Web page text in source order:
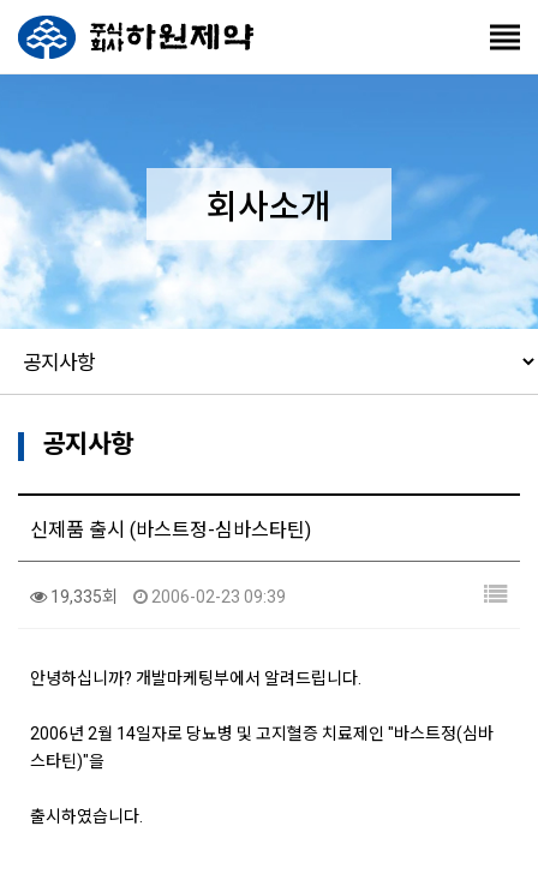
회사소개
공지사항
신제품 출시 (바스트정-심바스타틴)
19,335회 2006-02-23 09:39
안녕하십니까? 개발마케팅부에서 알려드립니다.
2006년 2월 14일자로 당뇨병 및 고지혈증 치료제인 "바스트정(심바
스타틴)"을
출시하였습니다.